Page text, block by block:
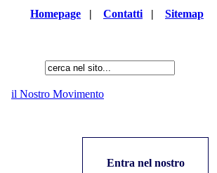
Homepage | Contatti | Sitemap
il Nostro Movimento
Entra nel nostro